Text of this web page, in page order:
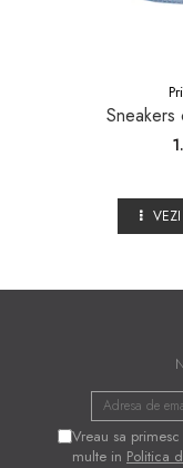
Sneakers
Vreau sa
multe in Politica